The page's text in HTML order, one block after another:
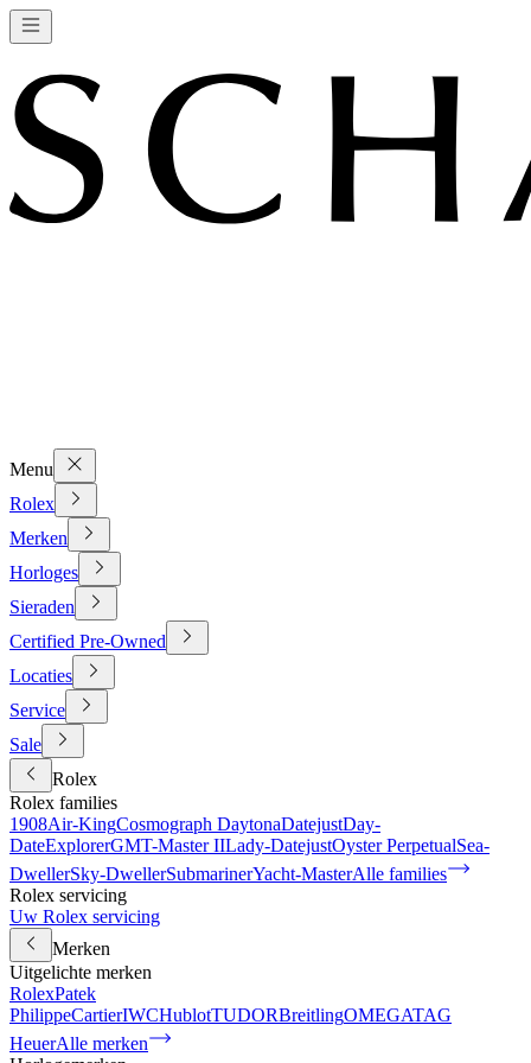
Menu
Rolex
Merken
Horloges
Sieraden
Certified Pre-Owned
Locaties
Service
Sale
Rolex
Rolex families
1908Air-KingCosmograph DaytonaDatejustDay-
DateExplorerGMT-Master IILady-DatejustOyster PerpetualSea-
DwellerSky-DwellerSubmarinerYacht-MasterAlle families
Rolex servicing
Uw Rolex servicing
Merken
Uitgelichte merken
RolexPatek
PhilippeCartierIWCHublotTUDORBreitlingOMEGATAG
HeuerAlle merken